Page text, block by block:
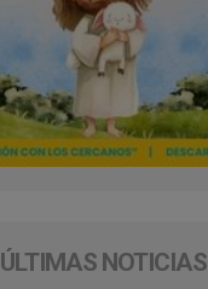
ÚLTIMAS NOTICIAS